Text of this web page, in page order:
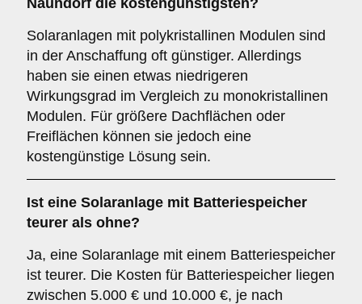
Naundorf die kostengünstigsten?
Solaranlagen mit polykristallinen Modulen sind
in der Anschaffung oft günstiger. Allerdings
haben sie einen etwas niedrigeren
Wirkungsgrad im Vergleich zu monokristallinen
Modulen. Für größere Dachflächen oder
Freiflächen können sie jedoch eine
kostengünstige Lösung sein.
Ist eine Solaranlage mit Batteriespeicher
teurer als ohne?
Ja, eine Solaranlage mit einem Batteriespeicher
ist teurer. Die Kosten für Batteriespeicher liegen
zwischen 5.000 € und 10.000 €, je nach